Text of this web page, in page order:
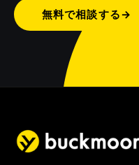
無料で相談する→